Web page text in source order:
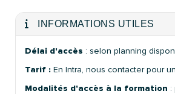
INFORMATIONS UTILES
Délai d'accès : selon planning
Tarif : En Intra, nous contacter pour
Modalités d'accès à la formation :